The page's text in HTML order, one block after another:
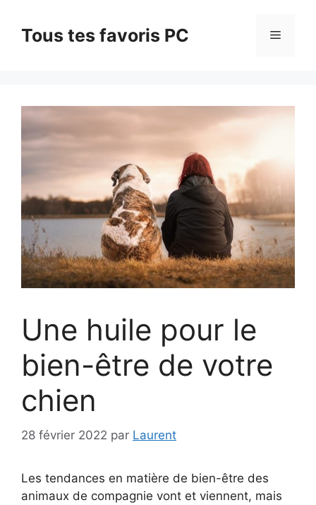
contenuTous tes favoris PC Menu
Une huile pour le
bien-être de votre
chien
28 février 2022 par Laurent
Les tendances en matière de bien-être des
animaux de compagnie vont et viennent, mais